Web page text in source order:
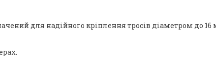
для надійного кріплення тросів діаметром до 16